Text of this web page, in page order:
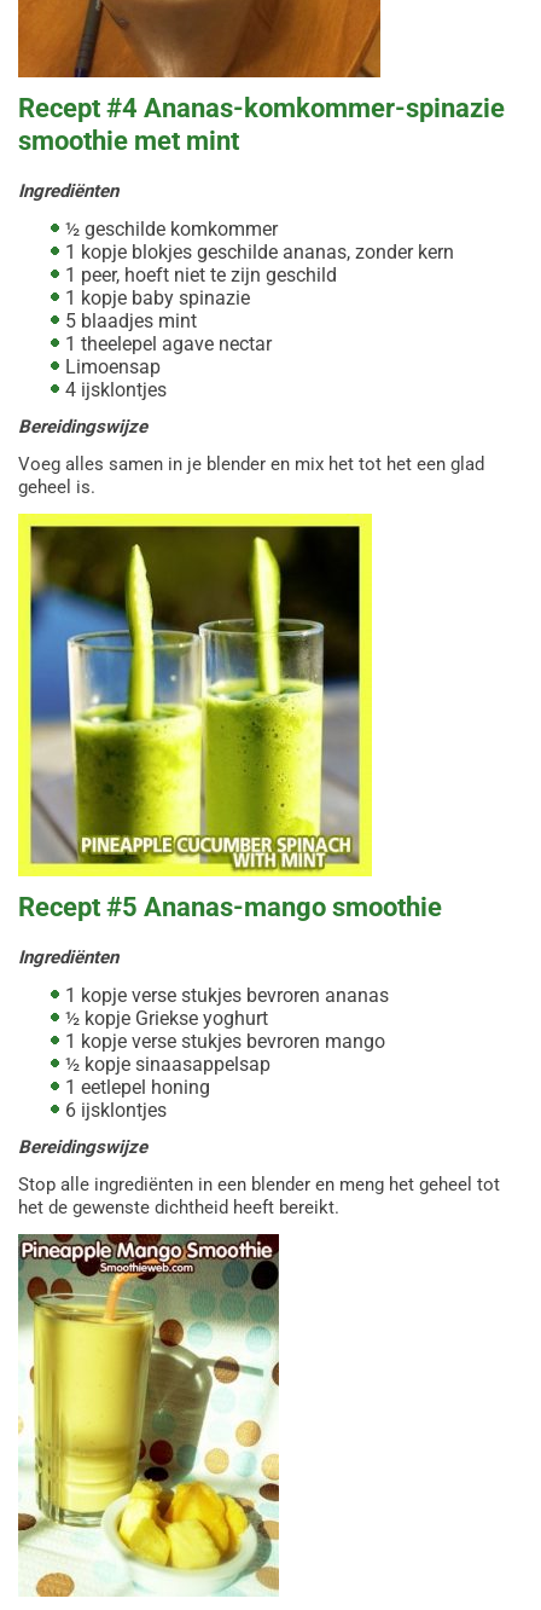
Recept #4 Ananas-komkommer-spinazie
smoothie met mint
Ingrediënten
½ geschilde komkommer
1 kopje blokjes geschilde ananas, zonder kern
1 peer, hoeft niet te zijn geschild
1 kopje baby spinazie
5 blaadjes mint
1 theelepel agave nectar
Limoensap
4 ijsklontjes
Bereidingswijze
Voeg alles samen in je blender en mix het tot het een glad
geheel is.
Recept #5 Ananas-mango smoothie
Ingrediënten
1 kopje verse stukjes bevroren ananas
½ kopje Griekse yoghurt
1 kopje verse stukjes bevroren mango
½ kopje sinaasappelsap
1 eetlepel honing
6 ijsklontjes
Bereidingswijze
Stop alle ingrediënten in een blender en meng het geheel tot
het de gewenste dichtheid heeft bereikt.